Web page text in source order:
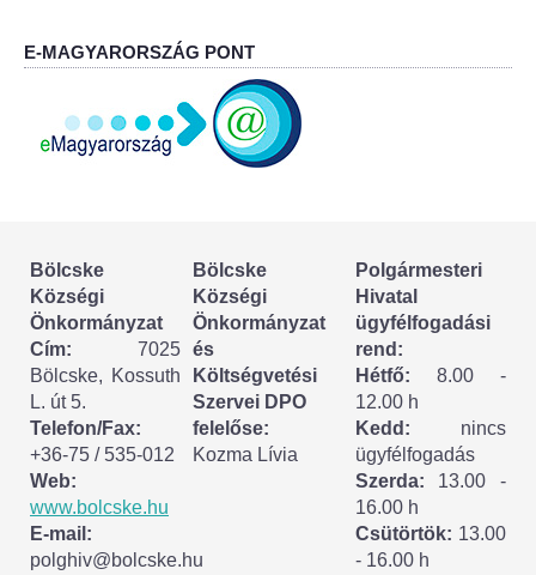
Körzeti megbízott
HIRDETMÉNYEK
CSÍKSZÉPVÍZ
VÁLASZTÁSI INFORMÁCIÓK
Választási szervek
Választási ügyintézés
2024. évi általános választások
Választópolgároknak
E-MAGYARORSZÁG PONT
Bölcske
Községi
Önkormányzat
Cím: 7025
Bölcske, Kossuth
L. út 5.
Telefon/Fax:
+36-75 / 535-012
Web:
www.bolcske.hu
E-mail:
polghiv@bolcske.hu
Bölcske
Községi
Önkormányzat
és
Költségvetési
Szervei DPO
felelőse:
Kozma Lívia
Polgármesteri
Hivatal
ügyfélfogadási
rend:
Hétfő: 8.00 -
12.00 h
Kedd: nincs
ügyfélfogadás
Szerda: 13.00 -
16.00 h
Csütörtök: 13.00
- 16.00 h